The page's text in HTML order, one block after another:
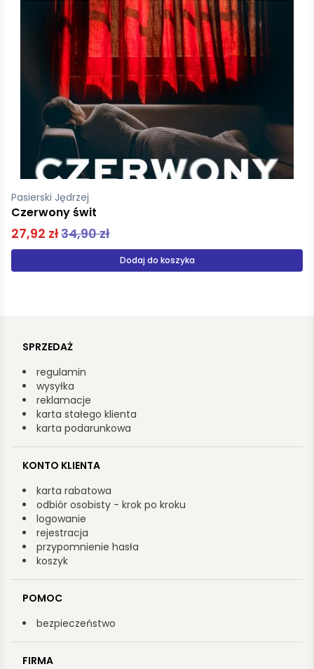
Pasierski Jędrzej
Bogowie małego morza
49,90 zł
Produkt niedostępny
SPRZEDAŻ
regulamin
wysyłka
reklamacje
karta stałego klienta
karta podarunkowa
KONTO KLIENTA
karta rabatowa
odbiór osobisty - krok po kroku
logowanie
rejestracja
przypomnienie hasła
koszyk
POMOC
bezpieczeństwo
FIRMA